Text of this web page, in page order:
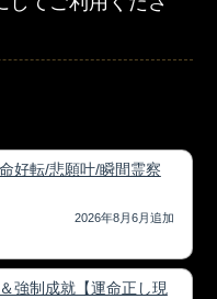
好転/悲願叶/瞬間霊察
2026年8月6月追加
強制成就【運命正し現